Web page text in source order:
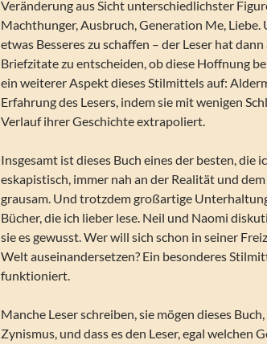
Veränderung aus Sicht unterschiedlichster
Machthunger, Ausbruch, Generation Me,
etwas Besseres zu schaffen – der Leser hat
Briefzitate zu entscheiden, ob diese Hoffnung
ein weiterer Aspekt dieses Stilmittels auf:
Erfahrung des Lesers, indem sie mit wenigen
Verlauf ihrer Geschichte extrapoliert.
Insgesamt ist dieses Buch eines der besten, die
eskapistisch, immer nah an der Realität und
grausam. Und trotzdem großartige
Bücher, die ich lieber lese. Neil und Naomi
sie es gewusst. Wer will sich schon in seiner
Welt auseinandersetzen? Ein besonderes
funktioniert.
Manche Leser schreiben, sie mögen dieses
Zynismus, und dass es den Leser, egal welchen